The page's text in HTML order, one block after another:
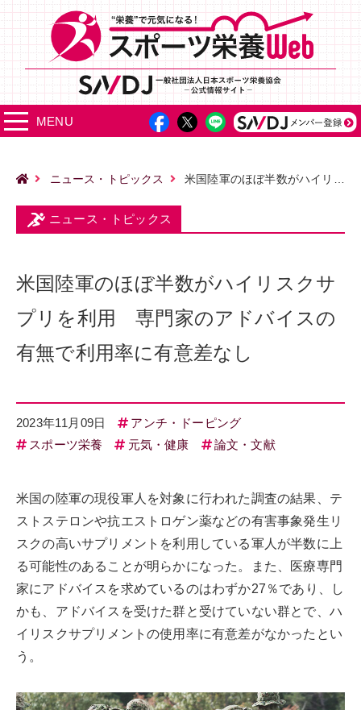
MENU
ニュース・トピックス 米国陸軍のほぼ半数がハイリスクサプリを利用 専門家のアドバイスの有無で利用率に有意差なし
ニュース・トピックス
米国陸軍のほぼ半数がハイリスクサ
プリを利用 専門家のアドバイスの
有無で利用率に有意差なし
2023年11月09日
アンチ・ドーピング
スポーツ栄養
元気・健康 論文・文献
米国の陸軍の現役軍人を対象に行われた調査の結果、テ
ストステロンや抗エストロゲン薬などの有害事象発生リ
スクの高いサプリメントを利用している軍人が半数に上
る可能性のあることが明らかになった。また、医療専門
家にアドバイスを求めているのはわずか27％であり、し
かも、アドバイスを受けた群と受けていない群とで、ハ
イリスクサプリメントの使用率に有意差がなかったとい
う。